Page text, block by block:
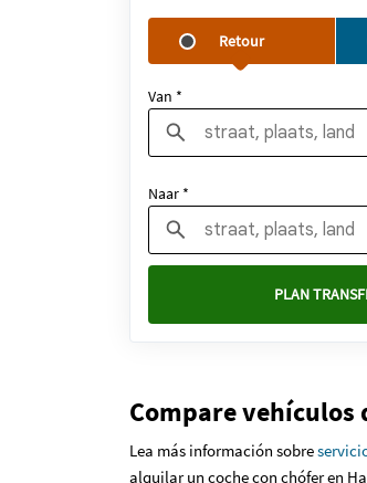
Retour
Van *
Naar *
PLAN
Compare
Lea más información sobre
alquilar un coche con chófer en